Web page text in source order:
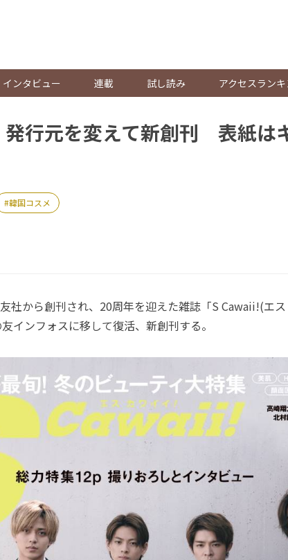
インタビュー 連載 試し読み アクセスラン
発行元を変えて新創刊 表紙は
韓国コスメ
社から創刊され、20周年を迎えた雑誌「S Cawaii!(エス
インフォスに移して復活、新創刊する。